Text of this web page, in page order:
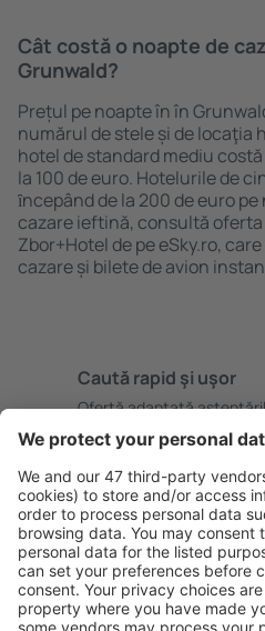
Cât costă o noapte de
Grunwald?
Prețul pe noapte în în
numărul de stele și de
hotel de standard mediu
la 100 de euro. Hotelurile de
ȋncepând de la 200 de euro
cazare ieftină, consultă
Zbor+Hotel de pe eSky.ro,
cazare și bilete de avion
Caută rapid şi uşor
Ofertă adaptată
Planifică ȋn siguranţă
Rezervare fără griji cu
Economiseşte mai
Prețuri atractive și oferte
conectați.